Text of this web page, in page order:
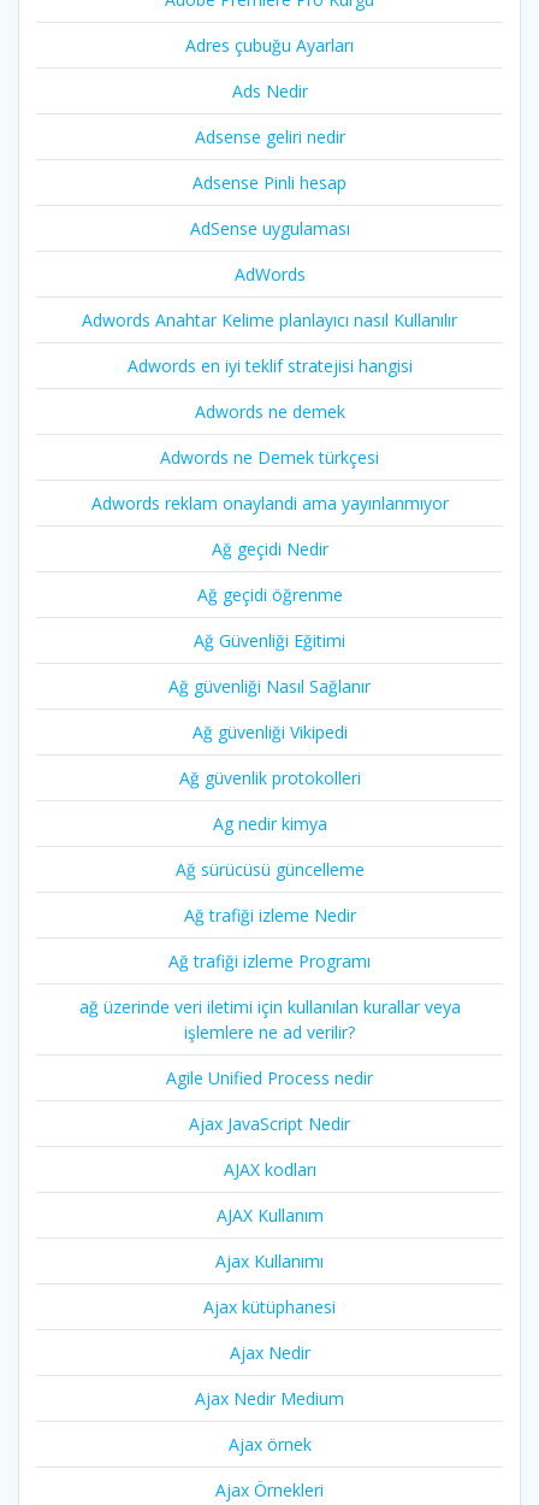
Adres çubuğu Ayarları
Ads Nedir
Adsense geliri nedir
Adsense Pinli hesap
AdSense uygulaması
AdWords
Adwords Anahtar Kelime planlayıcı nasıl Kullanılır
Adwords en iyi teklif stratejisi hangisi
Adwords ne demek
Adwords ne Demek türkçesi
Adwords reklam onaylandi ama yayınlanmıyor
Ağ geçidi Nedir
Ağ geçidi öğrenme
Ağ Güvenliği Eğitimi
Ağ güvenliği Nasıl Sağlanır
Ağ güvenliği Vikipedi
Ağ güvenlik protokolleri
Ag nedir kimya
Ağ sürücüsü güncelleme
Ağ trafiği izleme Nedir
Ağ trafiği izleme Programı
ağ üzerinde veri iletimi için kullanılan kurallar veya
işlemlere ne ad verilir?
Agile Unified Process nedir
Ajax JavaScript Nedir
AJAX kodları
AJAX Kullanım
Ajax Kullanımı
Ajax kütüphanesi
Ajax Nedir
Ajax Nedir Medium
Ajax örnek
Ajax Örnekleri